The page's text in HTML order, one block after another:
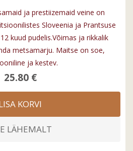
ja prestiizemaid veine on
Sloveenia ja Prantsuse
kuud pudelis.Võimas ja rikkalik
metsamarju. Maitse on soe,
ja kestev.
25.80 €
KORVI
LÄHEMALT